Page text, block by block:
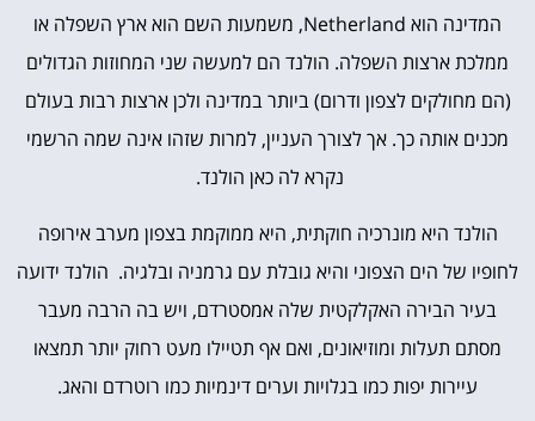
המדינה הוא Netherland, משמעות השם הוא ארץ השפלה או
ממלכת ארצות השפלה. הולנד הם למעשה שני המחוזות הגדולים
(הם מחולקים לצפון ודרום) ביותר במדינה ולכן ארצות רבות בעולם
מכנים אותה כך. אך לצורך העניין, למרות שזהו אינה שמה הרשמי
נקרא לה כאן הולנד.
הולנד היא מונרכיה חוקתית, היא ממוקמת בצפון מערב אירופה
לחופיו של הים הצפוני והיא גובלת עם גרמניה ובלגיה. הולנד ידועה
בעיר הבירה האקלקטית שלה אמסטרדם, ויש בה הרבה מעבר
מסתם תעלות ומוזיאונים, ואם אף תטיילו מעט רחוק יותר תמצאו
עיירות יפות כמו בגלויות וערים דינמיות כמו רוטרדם והאג.